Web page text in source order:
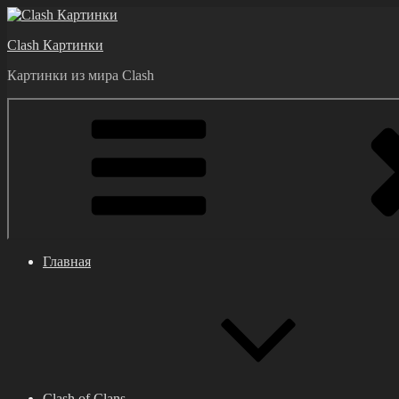
Перейти
содержимому
Clash Картинки
Картинки из мира Clash
Главная